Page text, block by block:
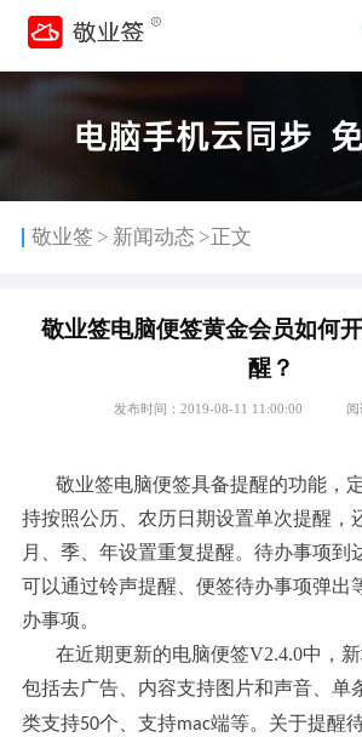
敬业签 > 新闻动态 >正文
敬业签电脑便签黄金会员如何
醒？
发布时间：2019-08-11 11:00:00
敬业签电脑便签具备提醒的功能，
持按照公历、农历日期设置单次提醒，
月、季、年设置重复提醒。待办事项到
可以通过铃声提醒、便签待办事项弹出
办事项。
在近期更新的电脑便签V2.4.0中，
包括去广告、内容支持图片和声音、单
类支持50个、支持mac端等。关于提醒